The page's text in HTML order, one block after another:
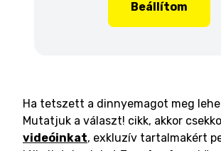
Beállítom
Ha tetszett a dinnyemagot meg
Mutatjuk a választ! cikk, akkor
videóinkat, exkluzív tartalmakért